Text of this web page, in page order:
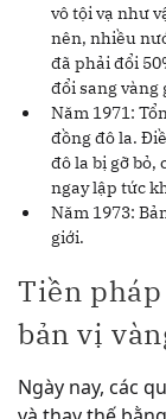
vô tội vạ như
nên, nhiều
đã phải đổi
đổi sang vàng
Năm 1971:
đồng đô la.
đô la bị gỡ
ngay lập tức
Năm 1973:
giới.
Tiền
bản vị
Ngày nay, các